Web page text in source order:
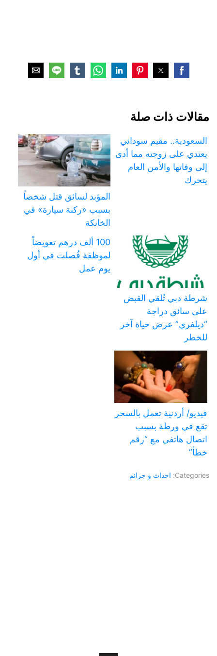
مقالات ذات صلة
السعودية.. مقيم سوداني
يعتدي على زوجته مما أدى
إلى وفاتها والأمن العام
يتحرك
المؤبد لسائق قتل شخصاً
بسبب «ركنة سيارة» في
الخانكة
شرطة دبي تُلقي القبض
على سائق دراجة
“ديلفري” عرض حياة آخر
للخطر
100 ألف درهم تعويضاً
لموظفة فُصلت في أول
يوم عمل
فيديو/ أردنية تعمل بالسحر
تقع في ورطة بسبب
اتصال هاتفي مع “رقم
خطأ”
Categories: احداث و جرائم